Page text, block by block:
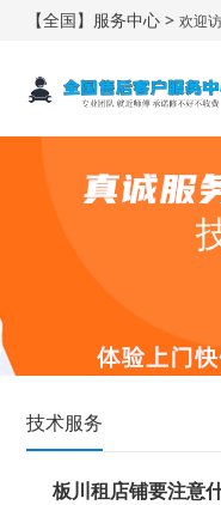
【全国】服务中心 >欢迎
技术服务
板川租店铺要注意